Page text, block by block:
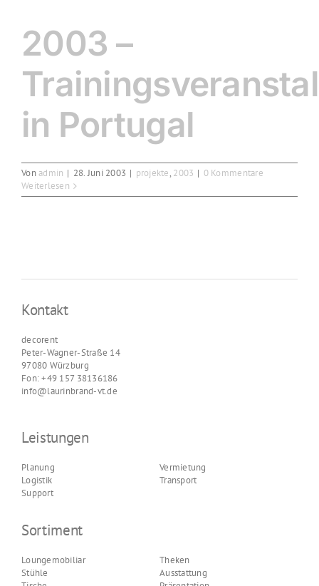
2003 –
in Portugal
Vonadmin | 28. Juni 2003 | projekte, 2003 | 0 Kommentare
Weiterlesen
Kontakt
decorent
Peter-Wagner-Straße 14
97080 Würzburg
Fon: +49 157 38136186
info@laurinbrand-vt.de
Leistungen
Planung
Logistik
Support
Vermietung
Transport
Sortiment
Loungemobiliar
Stühle
Theken
Ausstattung